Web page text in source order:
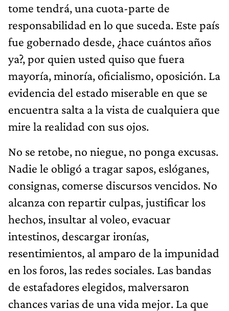
tome tendrá, una cuota-parte de
responsabilidad en lo que suceda. Este país
fue gobernado desde, ¿hace cuántos años
ya?, por quien usted quiso que fuera
mayoría, minoría, oficialismo, oposición. La
evidencia del estado miserable en que se
encuentra salta a la vista de cualquiera que
mire la realidad con sus ojos.
No se retobe, no niegue, no ponga excusas.
Nadie le obligó a tragar sapos, eslóganes,
consignas, comerse discursos vencidos. No
alcanza con repartir culpas, justificar los
hechos, insultar al voleo, evacuar
intestinos, descargar ironías,
resentimientos, al amparo de la impunidad
en los foros, las redes sociales. Las bandas
de estafadores elegidos, malversaron
chances varias de una vida mejor. La que